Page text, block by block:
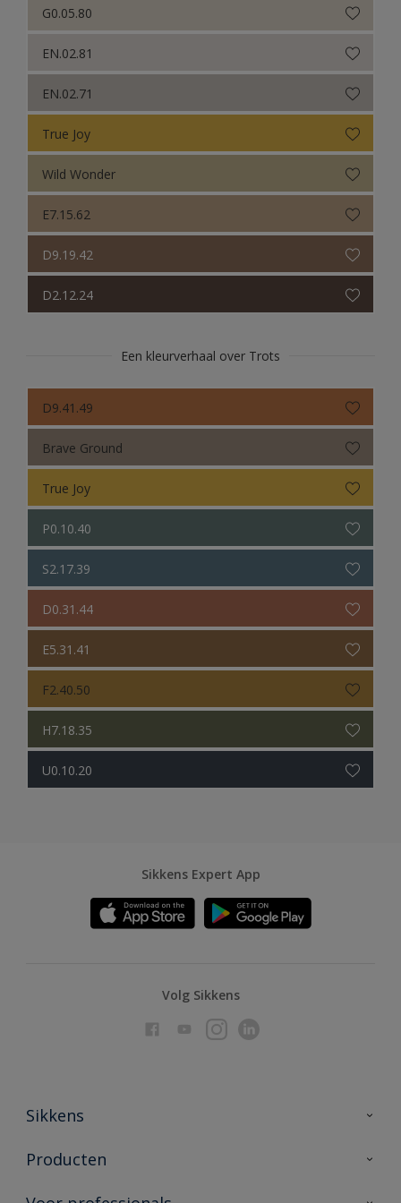
G0.05.80
EN.02.81
EN.02.71
True Joy
Wild Wonder
E7.15.62
D9.19.42
D2.12.24
Een kleurverhaal over Trots
D9.41.49
Brave Ground
True Joy
P0.10.40
S2.17.39
D0.31.44
E5.31.41
F2.40.50
H7.18.35
U0.10.20
Sikkens Expert App
Volg Sikkens
Sikkens
Over Sikkens
Producten
Producten voor binnen